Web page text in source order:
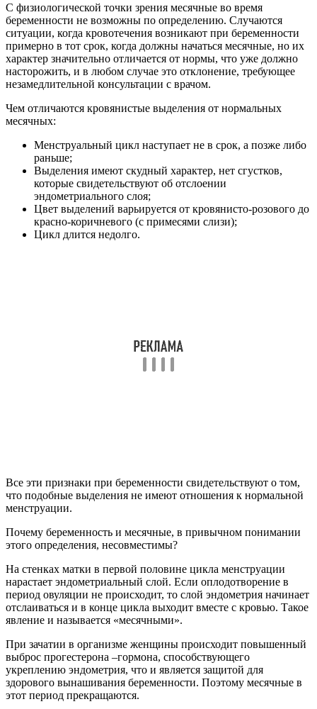
С физиологической точки зрения месячные во время
беременности не возможны по определению. Случаются
ситуации, когда кровотечения возникают при беременности
примерно в тот срок, когда должны начаться месячные, но их
характер значительно отличается от нормы, что уже должно
насторожить, и в любом случае это отклонение, требующее
незамедлительной консультации с врачом.
Чем отличаются кровянистые выделения от нормальных
месячных:
Менструальный цикл наступает не в срок, а позже либо
раньше;
Выделения имеют скудный характер, нет сгустков,
которые свидетельствуют об отслоении
эндометриального слоя;
Цвет выделений варьируется от кровянисто-розового до
красно-коричневого (с примесями слизи);
Цикл длится недолго.
Все эти признаки при беременности свидетельствуют о том,
что подобные выделения не имеют отношения к нормальной
менструации.
Почему беременность и месячные, в привычном понимании
этого определения, несовместимы?
На стенках матки в первой половине цикла менструации
нарастает эндометриальный слой. Если оплодотворение в
период овуляции не происходит, то слой эндометрия начинает
отслаиваться и в конце цикла выходит вместе с кровью. Такое
явление и называется «месячными».
При зачатии в организме женщины происходит повышенный
выброс прогестерона –гормона, способствующего
укреплению эндометрия, что и является защитой для
здорового вынашивания беременности. Поэтому месячные в
этот период прекращаются.